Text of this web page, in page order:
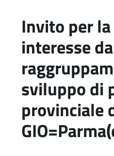
Invito per
interesse
sviluppo di
provinciale